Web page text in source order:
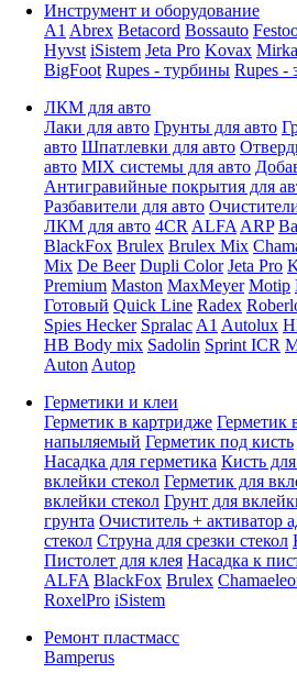
Инструмент и оборудование
A1 Abrex Betacord Bossauto
Hyvst iSistem Jeta Pro Kovax Mirka
BigFoot Rupes - турбины Rupes -
ЛКМ для авто
Лаки для авто Грунты для авто
авто Шпатлевки для авто
авто MIX системы для авто
Антигравийные покрытия для
Разбавители для авто
ЛКМ для авто 4CR ALFA ARP
BlackFox Brulex Brulex Mix
Mix De Beer Dupli Color Jeta Pro
Premium Maston MaxMeyer Motip
Готовый Quick Line Radex
Spies Hecker Spralac A1 Autolux
HB Body mix Sadolin Sprint ICR
Auton Autop
Герметики и клеи
Герметик в картридже Герметик
напыляемый Герметик под кисть
Насадка для герметика Кисть
вклейки стекол Герметик для
вклейки стекол Грунт для
грунта Очиститель + активатор
стекол Струна для срезки стекол
Пистолет для клея Насадка к
ALFA BlackFox Brulex
RoxelPro iSistem
Ремонт пластмасс
Bamperus